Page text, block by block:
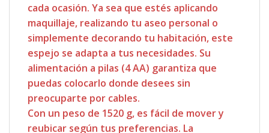
cada ocasión. Ya sea que estés aplicando
maquillaje, realizando tu aseo personal o
simplemente decorando tu habitación, este
espejo se adapta a tus necesidades. Su
alimentación a pilas (4 AA) garantiza que
puedas colocarlo donde desees sin
preocuparte por cables.
Con un peso de 1520 g, es fácil de mover y
reubicar según tus preferencias. La